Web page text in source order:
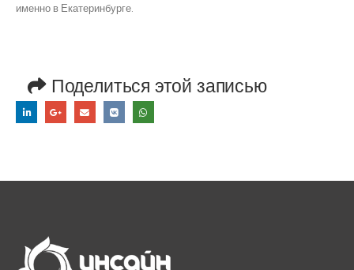
именно в Екатеринбурге.
Поделиться этой записью